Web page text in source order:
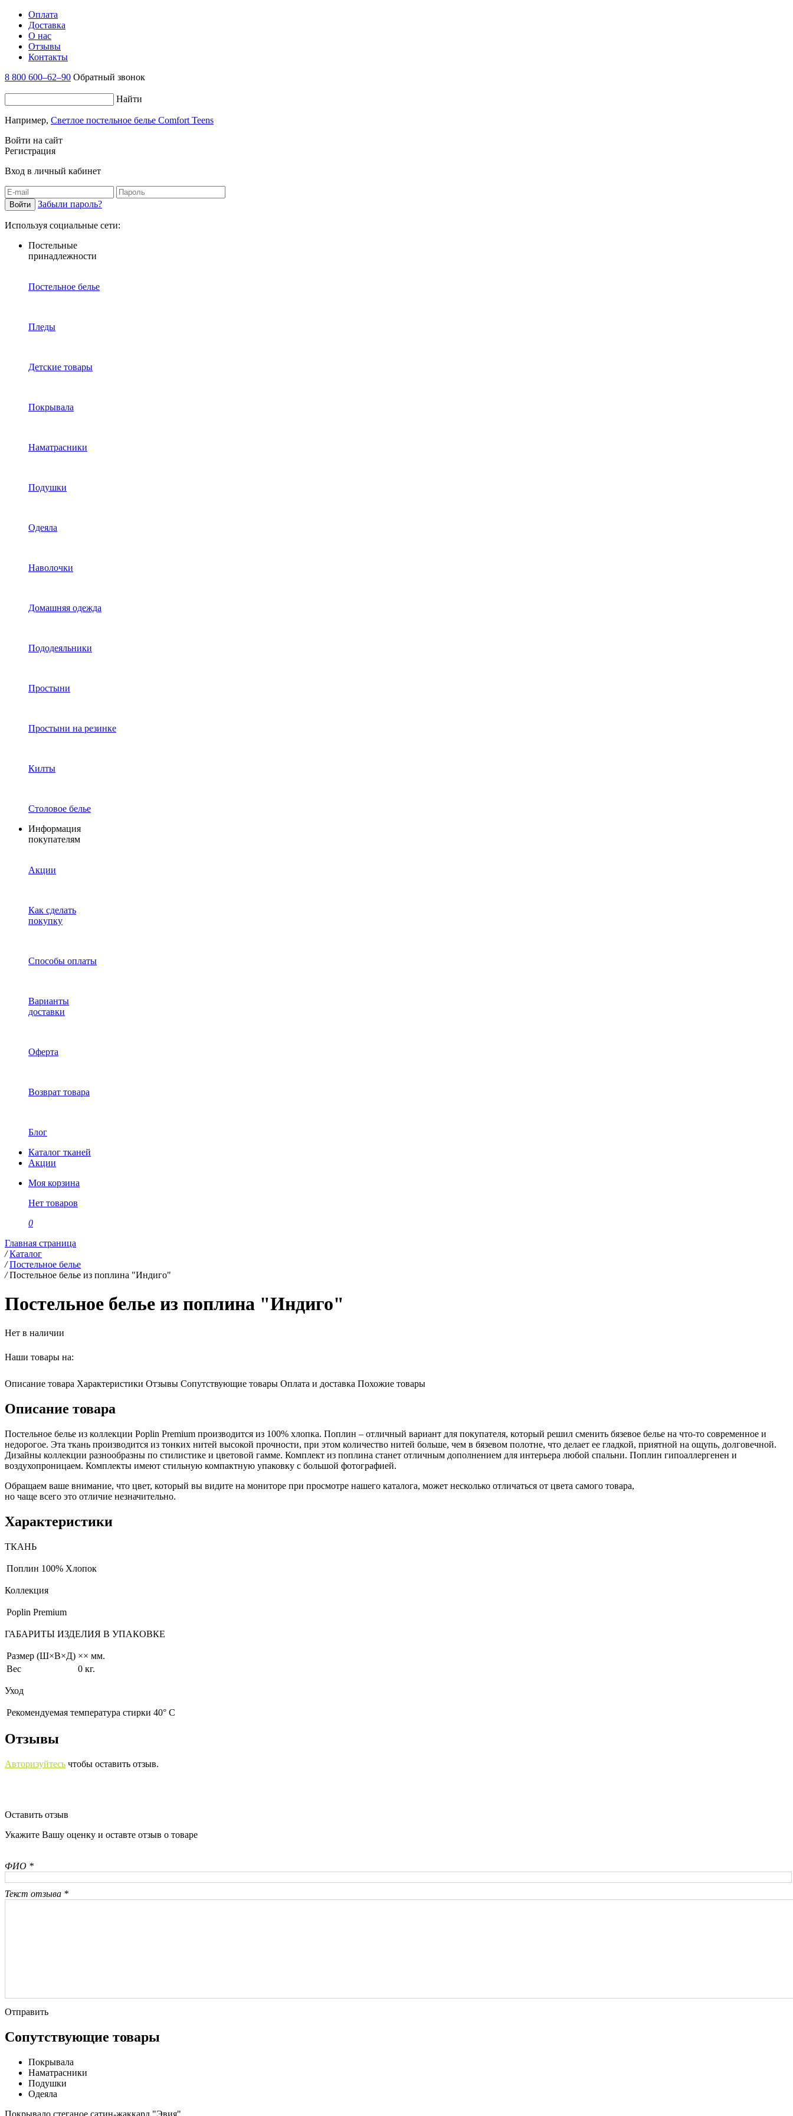
Оплата
Доставка
О нас
Отзывы
Контакты
8 800 600–62–90 Обратный звонок
Найти
Например, Светлое постельное белье Comfort Teens
Войти на сайт
Регистрация
Вход в личный кабинет
Забыли пароль?
Используя социальные сети:
Постельные
принадлежности
Постельное белье
Пледы
Детские товары
Покрывала
Наматрасники
Подушки
Одеяла
Наволочки
Домашняя одежда
Пододеяльники
Простыни
Простыни на резинке
Килты
Столовое белье
Информация
покупателям
Акции
Как сделать
покупку
Способы оплаты
Варианты
доставки
Оферта
Возврат товара
Блог
Каталог тканей
Акции
Моя корзина
Нет товаров
0
Главная страница
/ Каталог
/ Постельное белье
/ Постельное белье из поплина "Индиго"
Постельное белье из поплина "Индиго"
Нет в наличии
Наши товары на:
Описание товара Характеристики Отзывы Сопутствующие товары Оплата и доставка Похожие товары
Описание товара
Постельное белье из коллекции Poplin Premium производится из 100% хлопка. Поплин – отличный вариант для покупателя, который решил сменить бязевое белье на что-то современное и
недорогое. Эта ткань производится из тонких нитей высокой прочности, при этом количество нитей больше, чем в бязевом полотне, что делает ее гладкой, приятной на ощупь, долговечной.
Дизайны коллекции разнообразны по стилистике и цветовой гамме. Комплект из поплина станет отличным дополнением для интерьера любой спальни. Поплин гипоаллергенен и
воздухопроницаем. Комплекты имеют стильную компактную упаковку с большой фотографией.
Обращаем ваше внимание, что цвет, который вы видите на мониторе при просмотре нашего каталога, может несколько отличаться от цвета самого товара,
но чаще всего это отличие незначительно.
Характеристики
ТКАНЬ
Поплин 100% Хлопок
Коллекция
Poplin Premium
ГАБАРИТЫ ИЗДЕЛИЯ В УПАКОВКЕ
Размер (Ш×В×Д) ×× мм.
Вес
0 кг.
Уход
Рекомендуемая температура стирки 40° С
Отзывы
Авторизуйтесь чтобы оставить отзыв.
Оставить отзыв
Укажите Вашу оценку и оставте отзыв о товаре
ФИО *
Текст отзыва *
Отправить
Сопутствующие товары
Покрывала
Наматрасники
Подушки
Одеяла